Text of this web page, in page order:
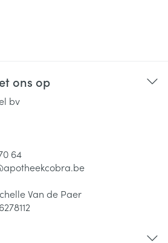
ons op
bv
64
apotheekcobra.be
Van de Paer